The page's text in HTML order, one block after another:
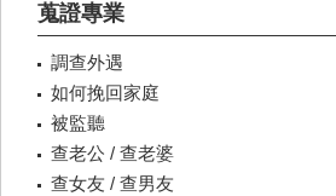
蒐證專業
調查外遇
如何挽回家庭
被監聽
查老公 / 查老婆
查女友 / 查男友